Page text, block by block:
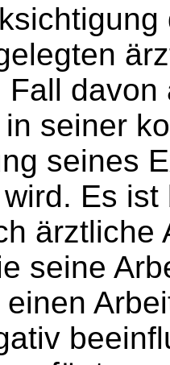
seiner
seines
Es
ärztliche
seine